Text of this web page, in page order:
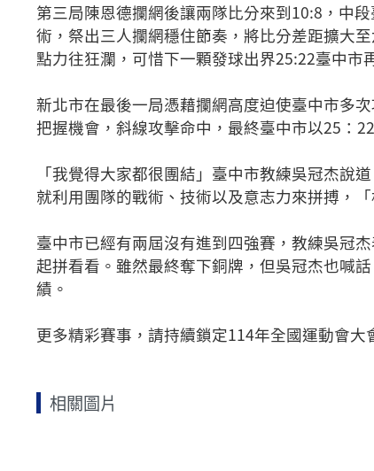
第三局陳恩德攔網後讓兩隊比分來到10:8，中
術，祭出三人攔網穩住節奏，將比分差距擴大
點力往狂瀾，可惜下一顆發球出界25:22臺中市
新北市在最後一局憑藉攔網高度迫使臺中市多
把握機會，斜線攻擊命中，最終臺中市以25：
「我覺得大家都很團結」臺中市教練吳冠杰說
就利用團隊的戰術、技術以及意志力來拼搏，
臺中市已經有兩屆沒有進到四強賽，教練吳冠
起拼看看。雖然最終奪下銅牌，但吳冠杰也喊
績。
更多精彩賽事，請持續鎖定114年全國運動會
相關圖片